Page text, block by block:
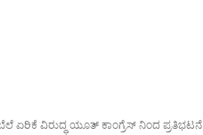
ಬೆಲೆ ಏರಿಕೆ ವಿರುದ್ಧ ಯೂತ್ ಕಾಂಗ್ರೆಸ್ ನಿಂದ ಪ್ರತಿಭಟನೆ